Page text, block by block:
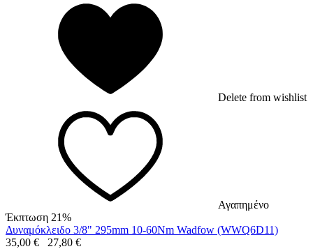
Delete from wishlist
Αγαπημένο
Έκπτωση 21%
Δυναμόκλειδο 3/8" 295mm 10-60Nm Wadfow (WWQ6D11)
35,00 € 27,80 €